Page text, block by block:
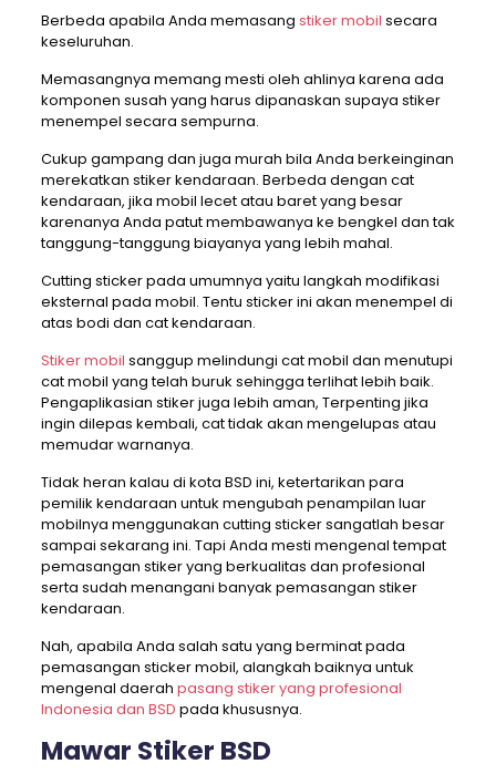
Berbeda apabila Anda memasang stiker mobil secara
keseluruhan.
Memasangnya memang mesti oleh ahlinya karena ada
komponen susah yang harus dipanaskan supaya stiker
menempel secara sempurna.
Cukup gampang dan juga murah bila Anda berkeinginan
merekatkan stiker kendaraan. Berbeda dengan cat
kendaraan, jika mobil lecet atau baret yang besar
karenanya Anda patut membawanya ke bengkel dan tak
tanggung-tanggung biayanya yang lebih mahal.
Cutting sticker pada umumnya yaitu langkah modifikasi
eksternal pada mobil. Tentu sticker ini akan menempel di
atas bodi dan cat kendaraan.
Stiker mobil sanggup melindungi cat mobil dan menutupi
cat mobil yang telah buruk sehingga terlihat lebih baik.
Pengaplikasian stiker juga lebih aman, Terpenting jika
ingin dilepas kembali, cat tidak akan mengelupas atau
memudar warnanya.
Tidak heran kalau di kota BSD ini, ketertarikan para
pemilik kendaraan untuk mengubah penampilan luar
mobilnya menggunakan cutting sticker sangatlah besar
sampai sekarang ini. Tapi Anda mesti mengenal tempat
pemasangan stiker yang berkualitas dan profesional
serta sudah menangani banyak pemasangan stiker
kendaraan.
Nah, apabila Anda salah satu yang berminat pada
pemasangan sticker mobil, alangkah baiknya untuk
mengenal daerah pasang stiker yang profesional
Indonesia dan BSD pada khususnya.
Mawar Stiker BSD